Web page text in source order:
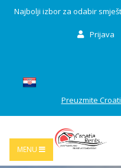
Najbolji izbor za odabir
Prijava
Preuzmite
MENU